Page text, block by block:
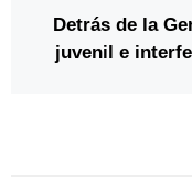
Detrás de la
juvenil e